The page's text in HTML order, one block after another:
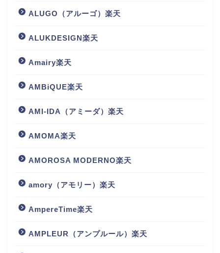
ALUGO（アルーゴ）楽天
ALUKDESIGN楽天
Amairy楽天
AMBiQUE楽天
AMI-IDA（アミーダ）楽天
AMOMA楽天
AMOROSA MODERNO楽天
amory（アモリー）楽天
AmpereTime楽天
AMPLEUR（アンプルール）楽天